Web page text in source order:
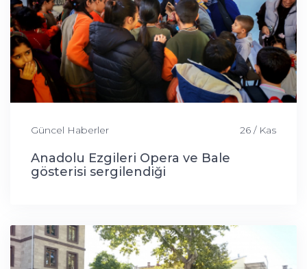
Güncel Haberler 26 / Kas
Anadolu Ezgileri Opera ve Bale
gösterisi sergilendiği